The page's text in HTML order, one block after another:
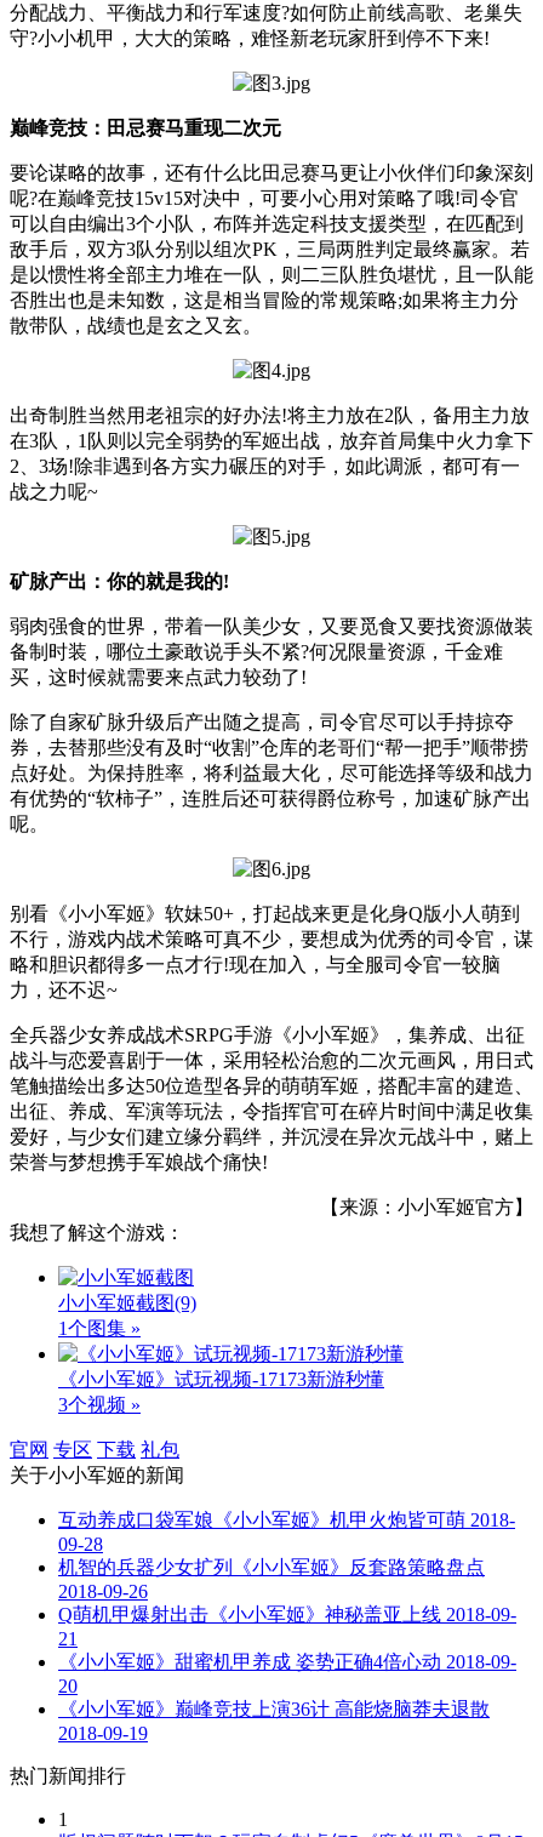
分配战力、平衡战力和行军速度?如何防止前线高歌、老巢失
守?小小机甲，大大的策略，难怪新老玩家肝到停不下来!
巅峰竞技：田忌赛马重现二次元
要论谋略的故事，还有什么比田忌赛马更让小伙伴们印象深刻
呢?在巅峰竞技15v15对决中，可要小心用对策略了哦!司令官
可以自由编出3个小队，布阵并选定科技支援类型，在匹配到
敌手后，双方3队分别以组次PK，三局两胜判定最终赢家。若
是以惯性将全部主力堆在一队，则二三队胜负堪忧，且一队能
否胜出也是未知数，这是相当冒险的常规策略;如果将主力分
散带队，战绩也是玄之又玄。
出奇制胜当然用老祖宗的好办法!将主力放在2队，备用主力放
在3队，1队则以完全弱势的军姬出战，放弃首局集中火力拿下
2、3场!除非遇到各方实力碾压的对手，如此调派，都可有一
战之力呢~
矿脉产出：你的就是我的!
弱肉强食的世界，带着一队美少女，又要觅食又要找资源做装
备制时装，哪位土豪敢说手头不紧?何况限量资源，千金难
买，这时候就需要来点武力较劲了!
除了自家矿脉升级后产出随之提高，司令官尽可以手持掠夺
券，去替那些没有及时“收割”仓库的老哥们“帮一把手”顺带捞
点好处。为保持胜率，将利益最大化，尽可能选择等级和战力
有优势的“软柿子”，连胜后还可获得爵位称号，加速矿脉产出
呢。
别看《小小军姬》软妹50+，打起战来更是化身Q版小人萌到
不行，游戏内战术策略可真不少，要想成为优秀的司令官，谋
略和胆识都得多一点才行!现在加入，与全服司令官一较脑
力，还不迟~
全兵器少女养成战术SRPG手游《小小军姬》，集养成、出征
战斗与恋爱喜剧于一体，采用轻松治愈的二次元画风，用日式
笔触描绘出多达50位造型各异的萌萌军姬，搭配丰富的建造、
出征、养成、军演等玩法，令指挥官可在碎片时间中满足收集
爱好，与少女们建立缘分羁绊，并沉浸在异次元战斗中，赌上
荣誉与梦想携手军娘战个痛快!
【来源：小小军姬官方】
我想了解这个游戏：
小小军姬截图(9)
1个图集 »
《小小军姬》试玩视频-17173新游秒懂
3个视频 »
官网 专区 下载 礼包
关于小小军姬的新闻
互动养成口袋军娘《小小军姬》机甲火炮皆可萌 2018-
09-28
机智的兵器少女扩列《小小军姬》反套路策略盘点
2018-09-26
Q萌机甲爆射出击《小小军姬》神秘盖亚上线 2018-09-
21
《小小军姬》甜蜜机甲养成 姿势正确4倍心动 2018-09-
20
《小小军姬》巅峰竞技上演36计 高能烧脑莽夫退散
2018-09-19
热门新闻排行
1